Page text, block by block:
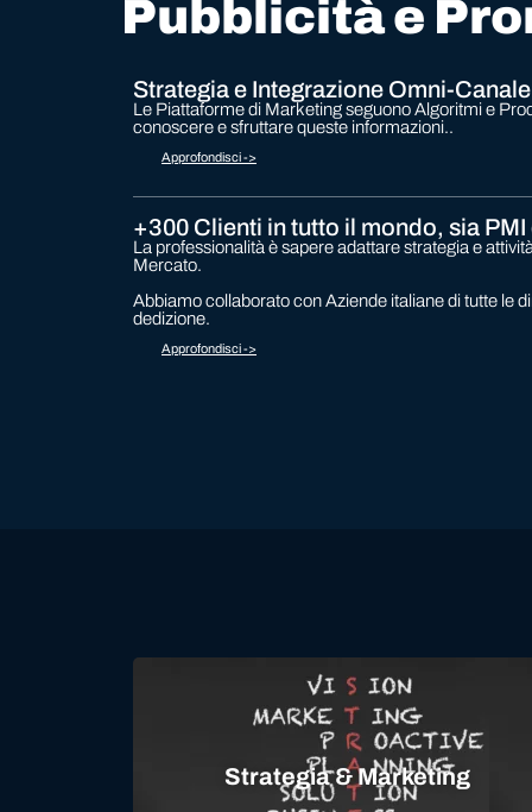
Pubblicità e
Strategia e Integrazione Omni-Canale
Le Piattaforme di Marketing seguono Algoritmi e
conoscere e sfruttare queste informazioni..
Approfondisci ->
+300 Clienti in tutto il mondo, sia
La professionalità è sapere adattare strategia e
Mercato.
Abbiamo collaborato con Aziende italiane di tutte le
dedizione.
Approfondisci ->
Strategia & Marketing